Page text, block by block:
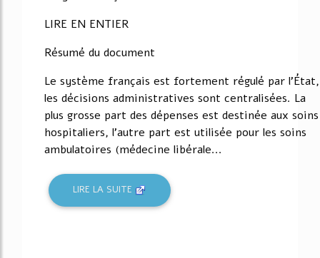
LIRE EN ENTIER
Résumé du document
Le système français est fortement régulé par l'État,
les décisions administratives sont centralisées. La
plus grosse part des dépenses est destinée aux soins
hospitaliers, l'autre part est utilisée pour les soins
ambulatoires (médecine libérale...
LIRE LA SUITE